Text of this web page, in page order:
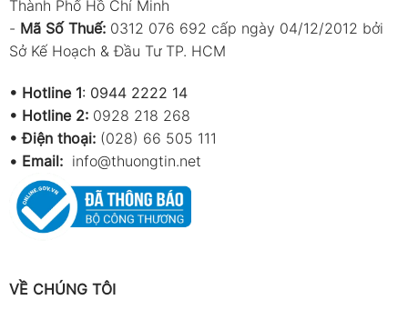
Thành Phố Hồ Chí Minh
- Mã Số Thuế: 0312 076 692 cấp ngày 04/12/2012 bởi
Sở Kế Hoạch & Đầu Tư TP. HCM
• Hotline 1: 0944 2222 14
• Hotline 2: 0928 218 268
• Điện thoại: (028) 66 505 111
• Email: info@thuongtin.net
VỀ CHÚNG TÔI